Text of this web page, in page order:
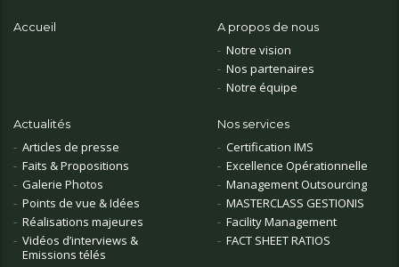
Accueil A propos de nous
Notre vision
Nos partenaires
Notre équipe
Actualités
Articles de presse
Faits & Propositions
Galerie Photos
Points de vue & Idées
Réalisations majeures
Vidéos d’interviews &
Emissions télés
Nos services
Certification IMS
Excellence Opérationnelle
Management Outsourcing
MASTERCLASS GESTIONIS
Facility Management
FACT SHEET RATIOS